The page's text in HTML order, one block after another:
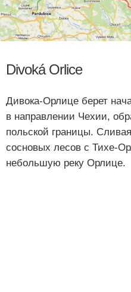
Divoká Orlice
Дивока-Орлице берет
в направлении Чехии,
польской границы.
сосновых лесов с Тихе-
небольшую реку Орлице.